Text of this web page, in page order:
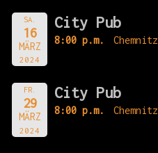
SA.
16
MÄRZ
2024
City Pub
8:00 p.m. Chemnitz
FR.
29
MÄRZ
2024
City Pub
8:00 p.m. Chemnitz